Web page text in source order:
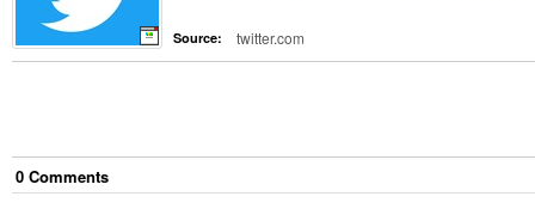
Source: twitter.com
0 Comments